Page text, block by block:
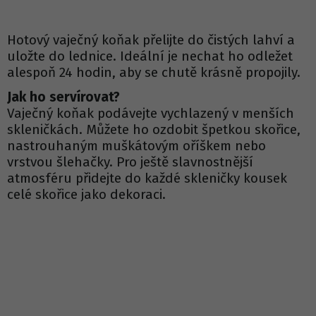
Hotový vaječný koňak přelijte do čistých lahví a
uložte do lednice. Ideální je nechat ho odležet
alespoň 24 hodin, aby se chutě krásně propojily.
Jak ho servírovat?
Vaječný koňak podávejte vychlazený v menších
skleničkách. Můžete ho ozdobit špetkou skořice,
nastrouhaným muškátovým oříškem nebo
vrstvou šlehačky. Pro ještě slavnostnější
atmosféru přidejte do každé skleničky kousek
celé skořice jako dekoraci.